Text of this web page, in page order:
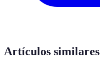
Artículos similares